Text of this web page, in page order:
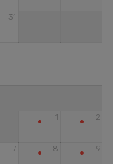
31
1
• 2
•
7 8
• 9
•